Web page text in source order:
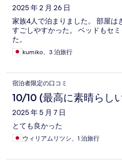
2025 年 2 月 26 日
家族4人で泊まりました。 部屋は
すごしやすかった。 ベッドもセ
た。
kumiko、3 泊旅行
宿泊者限定の口コミ
10/10 (最高に素晴らし
2025 年 5 月 7 日
とても良かった
ウィリアムリツシ、1 泊旅行